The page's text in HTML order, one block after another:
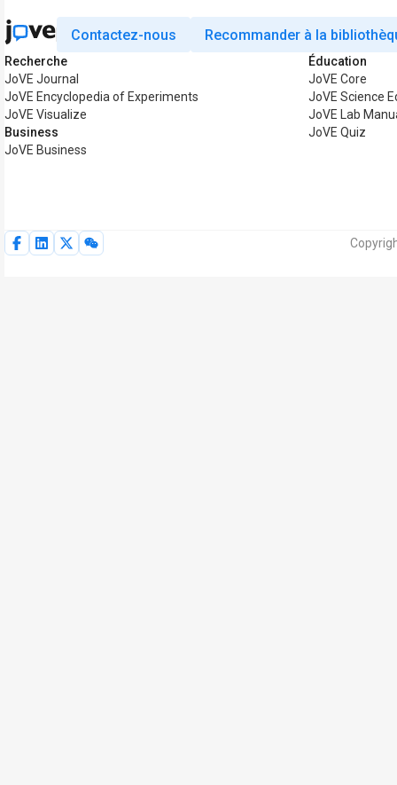
Contactez-nous Recommander à la
Recherche
JoVE Journal
JoVE Encyclopedia of Experiments
JoVE Visualize
Business
JoVE Business
Éducation
JoVE Core
JoVE Science
JoVE Lab
JoVE Quiz